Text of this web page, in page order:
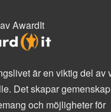
AwardIt
är en viktig del av
Det skapar
och möjligheter för